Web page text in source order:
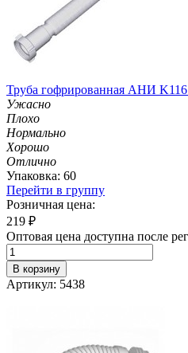
Труба гофрированная АНИ
Ужасно
Плохо
Нормально
Хорошо
Отлично
Упаковка: 60
Перейти в группу
Розничная цена:
219 ₽
Оптовая цена доступна после
В корзину
Артикул: 5438